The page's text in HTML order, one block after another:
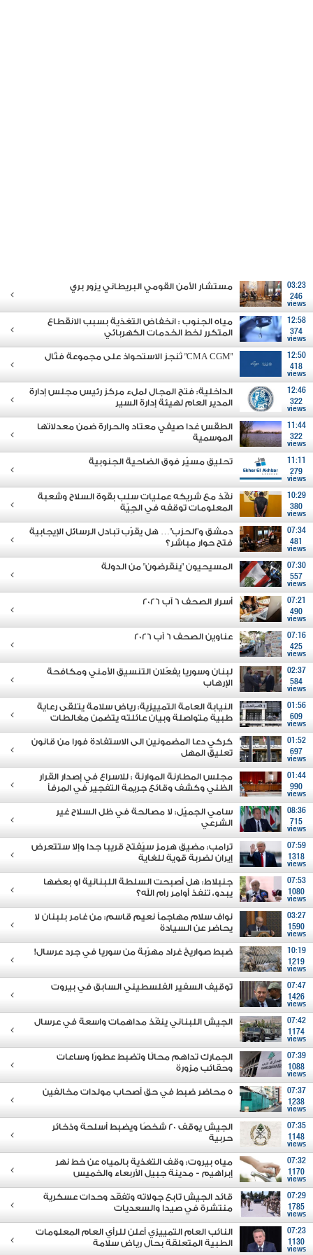
03:23
246
views
مستشار الأمن القومي البريطاني يزور بري
12:58
374
views
مياه الجنوب : انخفاض التغذية بسبب الانقطاع
المتكرر لخط الخدمات الكهربائي
12:50
418
views
"CMA CGM" تُنجز الاستحواذ على مجموعة فتّال
12:46
322
views
الداخلية: فتح المجال لملء مركز رئيس مجلس إدارة
المدير العام لهيئة إدارة السير
11:44
322
views
الطقس غدا صيفي معتاد والحرارة ضمن معدلاتها
الموسمية
11:11
279
views
تحليق مسيّر فوق الضاحية الجنوبية
10:29
380
views
نفّذ مع شريكه عمليات سلب بقوة السلاح وشعبة
المعلومات توقفه في الجِيّة
07:34
481
views
دمشق و"الحزب"… هل يقرّب تبادل الرسائل الإيجابية
فتح حوار مباشر؟
07:30
557
views
المسيحيون "ينقرضون" من الدولة
07:21
490
views
أسرار الصحف 6 آب 2026
07:16
425
views
عناوين الصحف 6 آب 2026
02:37
584
views
لبنان وسوريا يفعّلان التنسيق الأمني ومكافحة
الإرهاب
01:56
609
views
النيابة العامة التمييزية: رياض سلامة يتلقى رعاية
طبية متواصلة وبيان عائلته يتضمن مغالطات
01:52
697
views
كركي دعا المضمونين الى الاستفادة فورا من قانون
تعليق المهل
01:44
990
views
مجلس المطارنة الموارنة : للاسراع في إصدار القرار
الظني وكشف وقائع جريمة التفجير في المرفأ
08:36
715
views
سامي الجميّل: لا مصالحة في ظل السلاح غير
الشرعي
07:59
1318
views
ترامب: مضيق هرمز سيُفتح قريبا جدا وإلا ستتعرض
إيران لضربة قوية للغاية
07:53
1080
views
جنبلاط: هل أصبحت السلطة اللبنانية او بعضها
يبدو، تنفذ أوامر رام الله؟
03:27
1590
views
نواف سلام مهاجماً نعيم قاسم: من غامر بلبنان لا
يحاضر عن السيادة
10:19
1219
views
ضبط صواريخ غراد مهرّبة من سوريا في جرد عرسال!
07:47
1426
views
توقيف السفير الفلسطيني السابق في بيروت
07:42
1174
views
الجيش اللبناني ينفّذ مداهمات واسعة في عرسال
07:39
1088
views
الجمارك تداهم محالًا وتضبط عطورًا وساعات
وحقائب مزورة
07:37
1238
views
5 محاضر ضبط في حق أصحاب مولدات مخالفين
07:35
1148
views
الجيش يوقف 20 شخصًا ويضبط أسلحة وذخائر
حربية
07:32
1170
views
مياه بيروت: وقف التغذية بالمياه عن خط نهر
إبراهيم - مدينة جبيل الأربعاء والخميس
07:29
1785
views
قائد الجيش تابع جولاته وتفقَد وحدات عسكرية
منتشرة في صيدا والسعديات
07:23
1130
views
النائب العام التمييزي أعلن للرأي العام المعلومات
الطبية المتعلقة بحال رياض سلامة